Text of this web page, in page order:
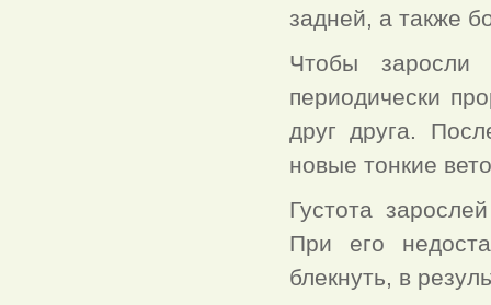
задней, а также
Чтобы
периодически
друг друга.
новые тонкие
Густота
При его
блекнуть, в